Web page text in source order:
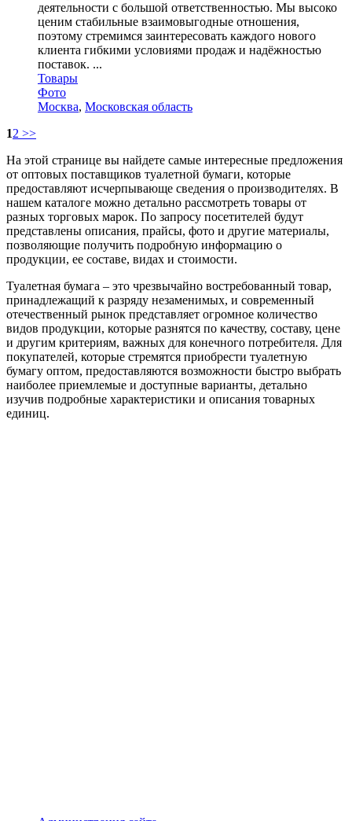
деятельности с большой ответственностью. Мы высоко
ценим стабильные взаимовыгодные отношения,
поэтому стремимся заинтересовать каждого нового
клиента гибкими условиями продаж и надёжностью
поставок. ...
Товары
Фото
Москва, Московская область
12 >>
На этой странице вы найдете самые интересные предложения
от оптовых поставщиков туалетной бумаги, которые
предоставляют исчерпывающе сведения о производителях. В
нашем каталоге можно детально рассмотреть товары от
разных торговых марок. По запросу посетителей будут
представлены описания, прайсы, фото и другие материалы,
позволяющие получить подробную информацию о
продукции, ее составе, видах и стоимости.
Туалетная бумага – это чрезвычайно востребованный товар,
принадлежащий к разряду незаменимых, и современный
отечественный рынок представляет огромное количество
видов продукции, которые разнятся по качеству, составу, цене
и другим критериям, важных для конечного потребителя. Для
покупателей, которые стремятся приобрести туалетную
бумагу оптом, предоставляются возможности быстро выбрать
наиболее приемлемые и доступные варианты, детально
изучив подробные характеристики и описания товарных
единиц.